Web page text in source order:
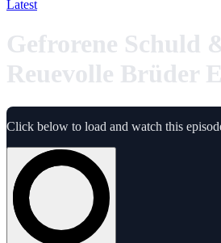
Latest
Gefrorene Schuld
Reuevolle Brüder
Click below to load and watch this